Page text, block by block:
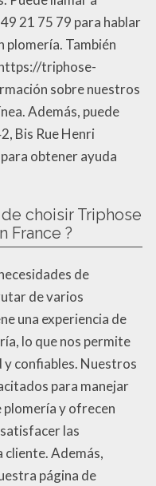
21 75 79 para hablar
plomería. También
triphose-
sobre nuestros
Además, puede
Bis Rue Henri
obtener ayuda
choisir Triphose
France ?
de
de varios
una experiencia de
lo que nos permite
confiables. Nuestros
para manejar
y ofrecen
las
cliente. Además,
página de